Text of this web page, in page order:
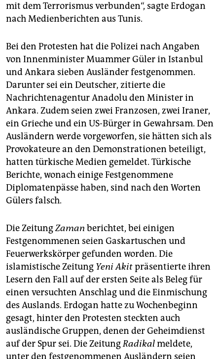
mit dem Terrorismus verbunden“, sagte Erdogan
nach Medienberichten aus Tunis.
Bei den Protesten hat die Polizei nach Angaben
von Innenminister Muammer Güler in Istanbul
und Ankara sieben Ausländer festgenommen.
Darunter sei ein Deutscher, zitierte die
Nachrichtenagentur Anadolu den Minister in
Ankara. Zudem seien zwei Franzosen, zwei Iraner,
ein Grieche und ein US-Bürger in Gewahrsam. Den
Ausländern werde vorgeworfen, sie hätten sich als
Provokateure an den Demonstrationen beteiligt,
hatten türkische Medien gemeldet. Türkische
Berichte, wonach einige Festgenommene
Diplomatenpässe haben, sind nach den Worten
Gülers falsch.
Die ZeitungZaman berichtet, bei einigen
Festgenommenen seien Gaskartuschen und
Feuerwerkskörper gefunden worden. Die
islamistische Zeitung Yeni Akitpräsentierte ihren
Lesern den Fall auf der ersten Seite als Beleg für
einen versuchten Anschlag und die Einmischung
des Auslands. Erdogan hatte zu Wochenbeginn
gesagt, hinter den Protesten steckten auch
ausländische Gruppen, denen der Geheimdienst
auf der Spur sei. Die ZeitungRadikalmeldete,
unter den festgenommenen Ausländern seien